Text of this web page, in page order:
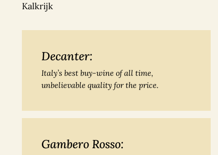
Kalkrijk
Decanter:
Italy’s best buy-wine of all time,
unbelievable quality for the price.
Gambero Rosso: